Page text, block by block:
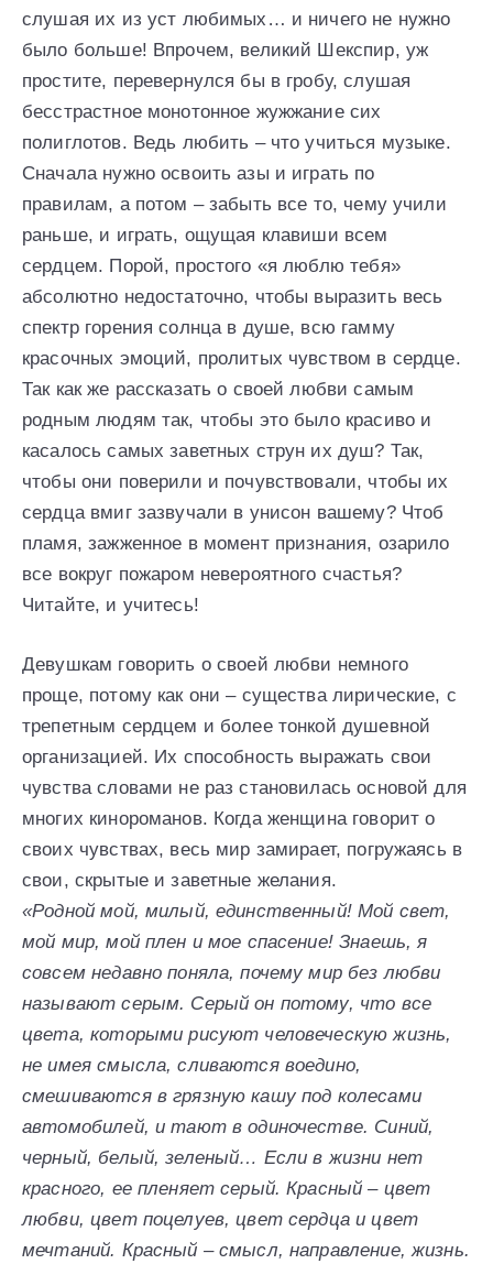
слушая их из уст любимых… и ничего не нужно
было больше! Впрочем, великий Шекспир, уж
простите, перевернулся бы в гробу, слушая
бесстрастное монотонное жужжание сих
полиглотов. Ведь любить – что учиться музыке.
Сначала нужно освоить азы и играть по
правилам, а потом – забыть все то, чему учили
раньше, и играть, ощущая клавиши всем
сердцем. Порой, простого «я люблю тебя»
абсолютно недостаточно, чтобы выразить весь
спектр горения солнца в душе, всю гамму
красочных эмоций, пролитых чувством в сердце.
Так как же рассказать о своей любви самым
родным людям так, чтобы это было красиво и
касалось самых заветных струн их душ? Так,
чтобы они поверили и почувствовали, чтобы их
сердца вмиг зазвучали в унисон вашему? Чтоб
пламя, зажженное в момент признания, озарило
все вокруг пожаром невероятного счастья?
Читайте, и учитесь!
Девушкам говорить о своей любви немного
проще, потому как они – существа лирические, с
трепетным сердцем и более тонкой душевной
организацией. Их способность выражать свои
чувства словами не раз становилась основой для
многих кинороманов. Когда женщина говорит о
своих чувствах, весь мир замирает, погружаясь в
свои, скрытые и заветные желания.
«Родной мой, милый, единственный! Мой свет,
мой мир, мой плен и мое спасение! Знаешь, я
совсем недавно поняла, почему мир без любви
называют серым. Серый он потому, что все
цвета, которыми рисуют человеческую жизнь,
не имея смысла, сливаются воедино,
смешиваются в грязную кашу под колесами
автомобилей, и тают в одиночестве. Синий,
черный, белый, зеленый… Если в жизни нет
красного, ее пленяет серый. Красный – цвет
любви, цвет поцелуев, цвет сердца и цвет
мечтаний. Красный – смысл, направление, жизнь.